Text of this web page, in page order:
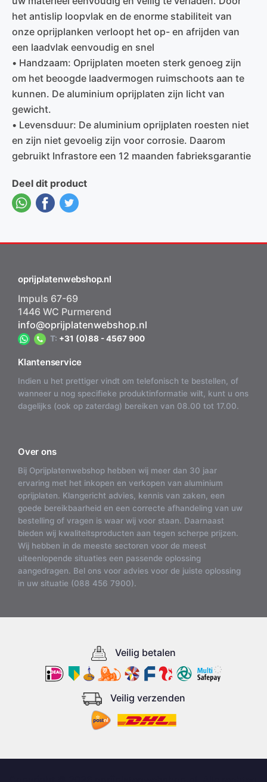
het antislip loopvlak en de enorme stabiliteit van
onze oprijplanken verloopt het op- en afrijden van
een laadvlak eenvoudig en snel
• Handzaam: Oprijplaten moeten sterk genoeg zijn
om het beoogde laadvermogen ruimschoots aan te
kunnen. De aluminium oprijplaten zijn licht van
gewicht.
• Levensduur: De aluminium oprijplaten roesten niet
en zijn niet gevoelig zijn voor corrosie. Daarom
gebruikt Infrastore een 12 maanden fabrieksgarantie
Deel dit product
oprijplatenwebshop.nl
Impuls 67-69
1446 WC Purmerend
info@oprijplatenwebshop.nl
T: +31 (0)88 - 4567 900
Klantenservice
Indien u het prettiger vindt om telefonisch te bestellen, of
wanneer u nog specifieke produktinformatie wilt, kunt u ons
dagelijks (ook op zaterdag) bereiken van 08.00 tot 17.00.
Over ons
Bij Oprijplatenwebshop hebben wij meer dan 30 jaar
ervaring met het inkopen en verkopen van aluminium
oprijplaten. Klangericht advies, kennis van zaken, een
goede bereikbaarheid en een correcte afhandeling van uw
bestelling of vragen is waar wij voor staan. Daarnaast
bieden wij kwaliteitsproducten aan tegen scherpe prijzen.
Wij hebben in de meeste sectoren voor de meest
uiteenlopende situaties een passende oplossing
aangedragen. Bel ons voor advies voor de juiste oplossing
in uw situatie (088 456 7900).
Veilig betalen
Veilig verzenden